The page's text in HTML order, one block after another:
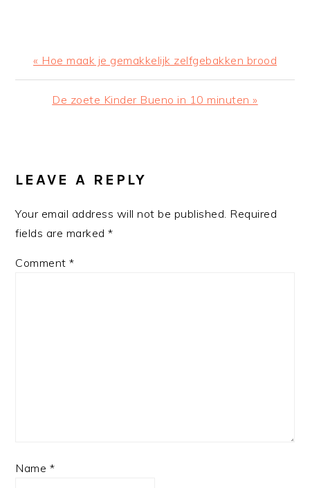
Previous
Post:
« Hoe maak je gemakkelijk zelfgebakken brood
Next
De zoete Kinder Bueno in 10 minuten »
INTERACTIONS
LEAVE A REPLY
Your email address will not be published. Required
fields are marked*
Comment*
Name *